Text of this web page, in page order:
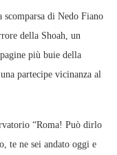
di Nedo Fiano
della Shoah, un
più buie della
partecipe vicinanza al
“Roma! Può dirlo
te ne sei andato oggi e